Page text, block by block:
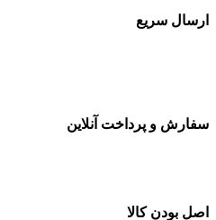
ارسال سریع
سفارش و پرداخت آنلاین
اصل بودن کالا